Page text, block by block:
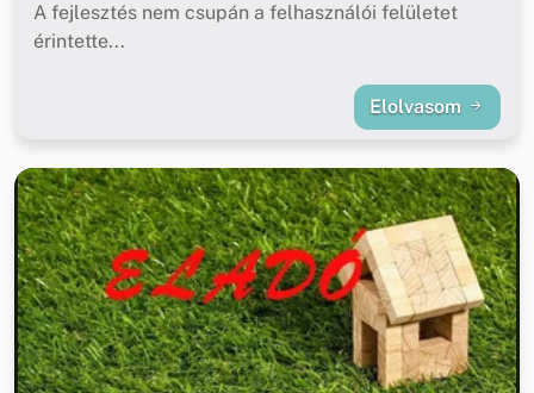
A fejlesztés nem csupán a felhasználói felületet
érintette...
Elolvasom